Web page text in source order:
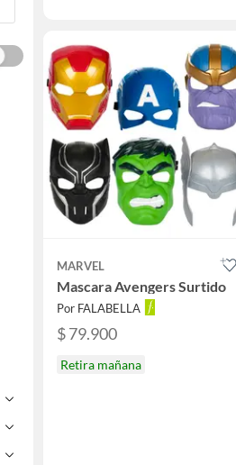
MARVEL
Mascara Avengers Surtido
Por FALABELLA
$ 79.900
Retira mañana